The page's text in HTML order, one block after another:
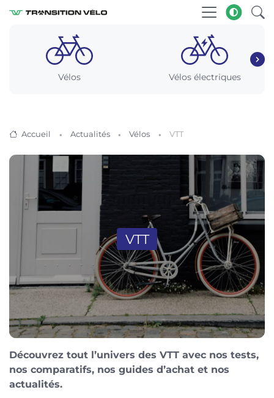
Vélos Vélos électriques
Accueil Actualités Vélos VTT
VTT
Découvrez tout l’univers des VTT avec nos tests,
nos comparatifs, nos guides d’achat et nos
actualités.